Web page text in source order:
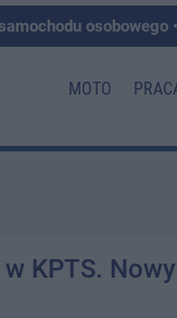
osobowego
MOTO
KPTS.